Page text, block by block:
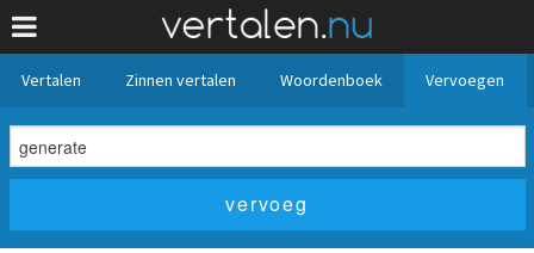
Vertalen Zinnen vertalen Woordenboek Vervoegen